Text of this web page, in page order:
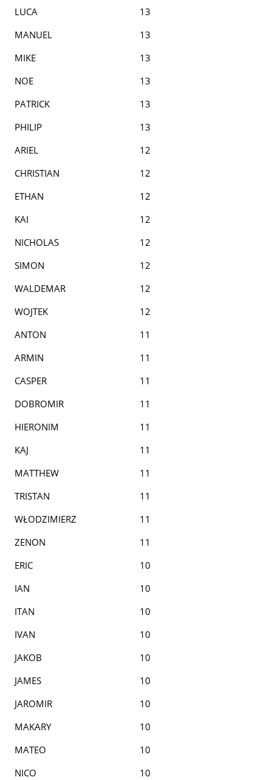
LUCA
13
MANUEL
13
MIKE
13
NOE
13
PATRICK
13
PHILIP
13
ARIEL
12
CHRISTIAN
12
ETHAN
12
KAI
12
NICHOLAS
12
SIMON
12
WALDEMAR
12
WOJTEK
12
ANTON
11
ARMIN
11
CASPER
11
DOBROMIR
11
HIERONIM
11
KAJ
11
MATTHEW
11
TRISTAN
11
WŁODZIMIERZ
11
ZENON
11
ERIC
10
IAN
10
ITAN
10
IVAN
10
JAKOB
10
JAMES
10
JAROMIR
10
MAKARY
10
MATEO
10
NICO
10